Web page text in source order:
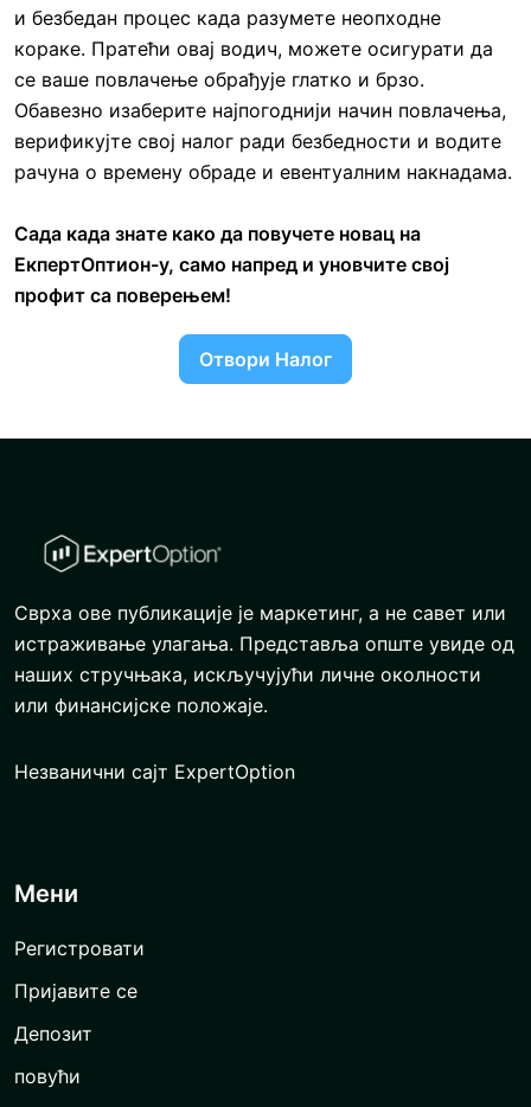
и безбедан процес када разумете неопходне
кораке. Пратећи овај водич, можете осигурати да
се ваше повлачење обрађује глатко и брзо.
Обавезно изаберите најпогоднији начин повлачења,
верификујте свој налог ради безбедности и водите
рачуна о времену обраде и евентуалним накнадама.
Сада када знате како да повучете новац на
ЕкпертОптион-у, само напред и уновчите свој
профит са поверењем!
Отвори Налог
Сврха ове публикације је маркетинг, а не савет или
истраживање улагања. Представља опште увиде од
наших стручњака, искључујући личне околности
или финансијске положаје.
Незванични сајт ExpertOption
Мени
Регистровати
Пријавите се
Депозит
повући